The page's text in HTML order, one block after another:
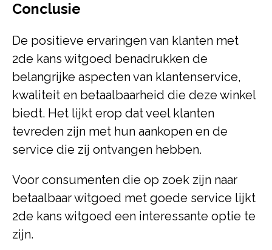
Conclusie
De positieve ervaringen van klanten met
2de kans witgoed benadrukken de
belangrijke aspecten van klantenservice,
kwaliteit en betaalbaarheid die deze winkel
biedt. Het lijkt erop dat veel klanten
tevreden zijn met hun aankopen en de
service die zij ontvangen hebben.
Voor consumenten die op zoek zijn naar
betaalbaar witgoed met goede service lijkt
2de kans witgoed een interessante optie te
zijn.